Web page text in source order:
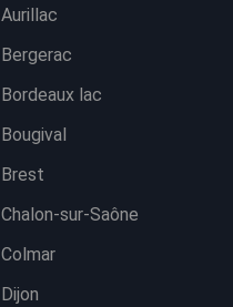
Aurillac
Bergerac
Bordeaux lac
Bougival
Brest
Chalon-sur-Saône
Colmar
Dijon